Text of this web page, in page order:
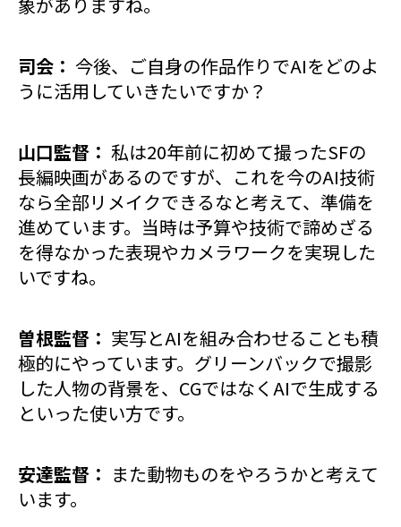
司会： 今後、ご自身の作品作りでAIをどのよ
うに活用していきたいですか？
山口監督： 私は20年前に初めて撮ったSFの
長編映画があるのですが、これを今のAI技術
なら全部リメイクできるなと考えて、準備を
進めています。当時は予算や技術で諦めざる
を得なかった表現やカメラワークを実現した
いですね。
曽根監督： 実写とAIを組み合わせることも積
極的にやっています。グリーンバックで撮影
した人物の背景を、CGではなくAIで生成する
といった使い方です。
安達監督： また動物ものをやろうかと考えて
います。